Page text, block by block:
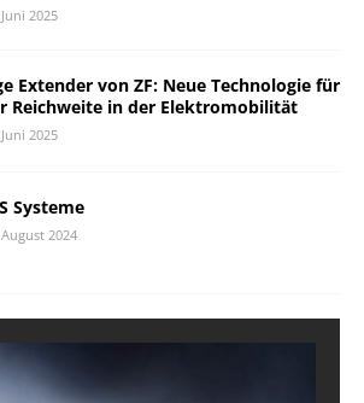
2025
Extender von ZF: Neue Technologie für
Reichweite in der Elektromobilität
2025
Systeme
2024